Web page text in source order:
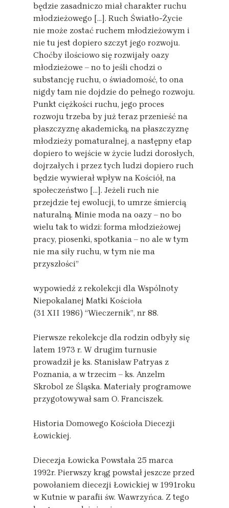
będzie zasadniczo miał charakter ruchu
młodzieżowego […]. Ruch Światło-Życie
nie może zostać ruchem młodzieżowym i
nie tu jest dopiero szczyt jego rozwoju.
Choćby ilościowo się rozwijały oazy
młodzieżowe – no to jeśli chodzi o
substancję ruchu, o świadomość, to ona
nigdy tam nie dojdzie do pełnego rozwoju.
Punkt ciężkości ruchu, jego proces
rozwoju trzeba by już teraz przenieść na
płaszczyznę akademicką, na płaszczyznę
młodzieży pomaturalnej, a następny etap
dopiero to wejście w życie ludzi dorosłych,
dojrzałych i przez tych ludzi dopiero ruch
będzie wywierał wpływ na Kościół, na
społeczeństwo […]. Jeżeli ruch nie
przejdzie tej ewolucji, to umrze śmiercią
naturalną. Minie moda na oazy – no bo
wielu tak to widzi: forma młodzieżowej
pracy, piosenki, spotkania – no ale w tym
nie ma siły ruchu, w tym nie ma
przyszłości”
wypowiedź z rekolekcji dla Wspólnoty
Niepokalanej Matki Kościoła
(31 XII 1986) “Wieczernik”, nr 88.
Pierwsze rekolekcje dla rodzin odbyły się
latem 1973 r. W drugim turnusie
prowadził je ks. Stanisław Patryas z
Poznania, a w trzecim – ks. Anzelm
Skrobol ze Śląska. Materiały programowe
przygotowywał sam O. Franciszek.
Historia Domowego Kościoła Diecezji
Łowickiej.
Diecezja Łowicka Powstała 25 marca
1992r. Pierwszy krąg powstał jeszcze przed
powołaniem diecezji Łowickiej w 1991roku
w Kutnie w parafii św. Wawrzyńca. Z tego